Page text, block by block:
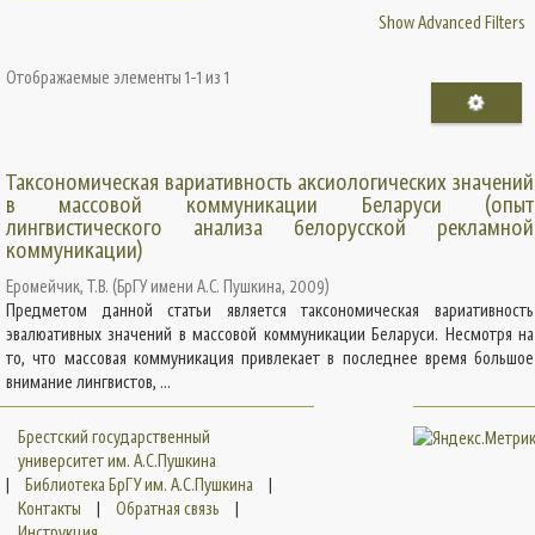
Show Advanced Filters
Отображаемые элементы 1-1 из 1
Таксономическая вариативность аксиологических значений
в массовой коммуникации Беларуси (опыт
лингвистического анализа белорусской рекламной
коммуникации)
Еромейчик, Т.В. (БрГУ имени А.С. Пушкина, 2009)
Предметом данной статьи является таксономическая вариативность
эвалюативных значений в массовой коммуникации Беларуси. Несмотря на
то, что массовая коммуникация привлекает в последнее время большое
внимание лингвистов, ...
Брестский государственный
университет им. А.С.Пушкина
|
Библиотека БрГУ им. А.С.Пушкина
|
Контакты
| Обратная связь
|